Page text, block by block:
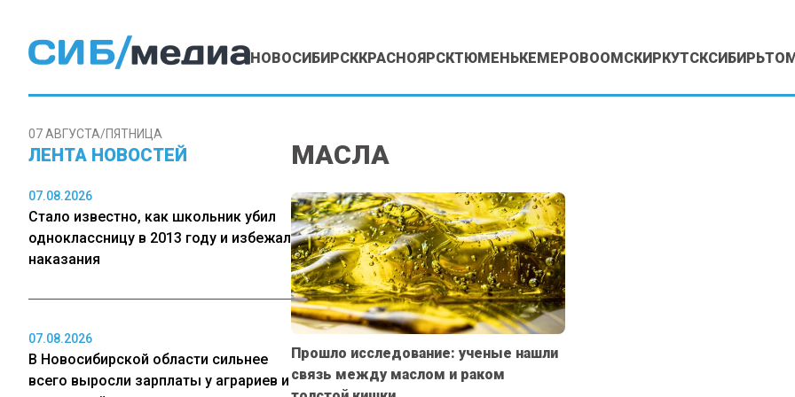
НОВОСИБИРСККРАСНОЯРСКТЮМЕНЬКЕМЕРОВООМСКИРКУТСКСИБИРЬ
07 АВГУСТА/ПЯТНИЦА
ЛЕНТА НОВОСТЕЙ
07.08.2026
Стало известно, как школьник убил
одноклассницу в 2013 году и избежал
наказания
07.08.2026
В Новосибирской области сильнее
всего выросли зарплаты у аграриев и
МАСЛА
Прошло исследование: ученые нашли
связь между маслом и раком